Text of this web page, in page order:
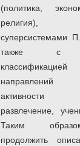
(политика,
религия),
суперсистемами
также с
направлений
активности
развлечение,
Таким
продолжить